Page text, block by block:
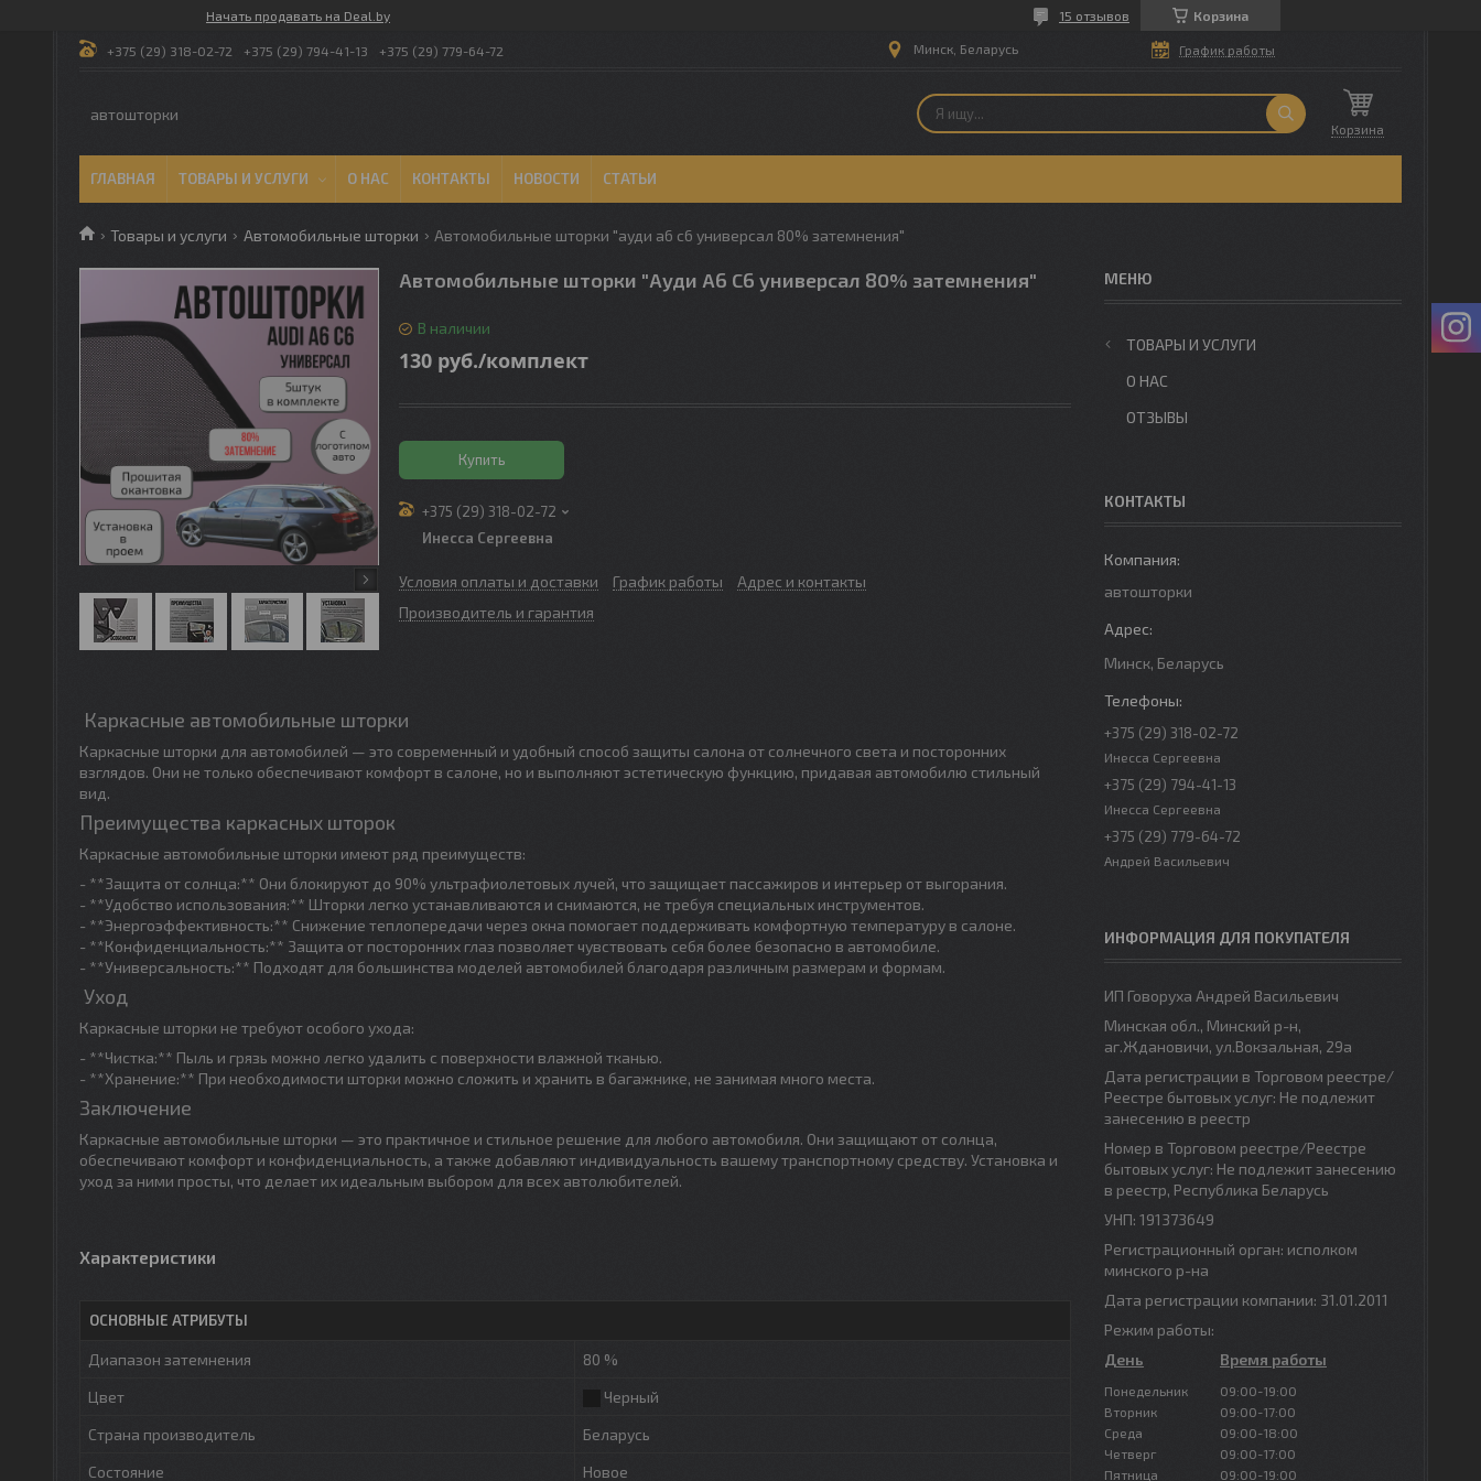
Начать продавать на Deal.by Корзина
15 отзывов
+375 (29) 318-02-72 +375 (29) 794-41-13 +375 (29) 779-64-72 Минск, Беларусь График работы
автошторки
Корзина
ГЛАВНАЯ ТОВАРЫ И УСЛУГИ О НАС КОНТАКТЫ НОВОСТИ СТАТЬИ
Товары и услуги Автомобильные шторки Автомобильные шторки "ауди а6 с6 универсал 80% затемнения"
Автомобильные шторки "Ауди А6 С6 универсал 80% затемнения"
В наличии
130 руб./комплект
Купить
+375 (29) 318-02-72
Инесса Сергеевна
Условия оплаты и доставки График работы
Адрес и контакты
Производитель и гарантия
Каркасные автомобильные шторки
Каркасные шторки для автомобилей — это современный и удобный способ защиты салона от солнечного света и посторонних
взглядов. Они не только обеспечивают комфорт в салоне, но и выполняют эстетическую функцию, придавая автомобилю стильный
вид.
Преимущества каркасных шторок
Каркасные автомобильные шторки имеют ряд преимуществ:
- **Защита от солнца:** Они блокируют до 90% ультрафиолетовых лучей, что защищает пассажиров и интерьер от выгорания.
- **Удобство использования:** Шторки легко устанавливаются и снимаются, не требуя специальных инструментов.
- **Энергоэффективность:** Снижение теплопередачи через окна помогает поддерживать комфортную температуру в салоне.
- **Конфиденциальность:** Защита от посторонних глаз позволяет чувствовать себя более безопасно в автомобиле.
- **Универсальность:** Подходят для большинства моделей автомобилей благодаря различным размерам и формам.
Уход
Каркасные шторки не требуют особого ухода:
- **Чистка:** Пыль и грязь можно легко удалить с поверхности влажной тканью.
- **Хранение:** При необходимости шторки можно сложить и хранить в багажнике, не занимая много места.
Заключение
Каркасные автомобильные шторки — это практичное и стильное решение для любого автомобиля. Они защищают от солнца,
обеспечивают комфорт и конфиденциальность, а также добавляют индивидуальность вашему транспортному средству. Установка и
уход за ними просты, что делает их идеальным выбором для всех автолюбителей.
Характеристики
ОСНОВНЫЕ АТРИБУТЫ
Диапазон затемнения
80 %
Цвет
Черный
Страна производитель
Беларусь
Состояние
Новое
ТОВАРЫ И УСЛУГИ
О НАС
ОТЗЫВЫ
КОНТАКТЫ
автошторки
Минск, Беларусь
+375 (29) 318-02-72
Инесса Сергеевна
+375 (29) 794-41-13
Инесса Сергеевна
+375 (29) 779-64-72
Андрей Васильевич
ИНФОРМАЦИЯ ДЛЯ ПОКУПАТЕЛЯ
ИП Говоруха Андрей Васильевич
Минская обл., Минский р-н,
аг.Ждановичи, ул.Вокзальная, 29а
Дата регистрации в Торговом реестре/
Реестре бытовых услуг: Не подлежит
занесению в реестр
Номер в Торговом реестре/Реестре
бытовых услуг: Не подлежит занесению
в реестр, Республика Беларусь
УНП: 191373649
Регистрационный орган: исполком
минского р-на
Дата регистрации компании: 31.01.2011
Режим работы:
День
Время работы
Понедельник
09:00-19:00
Вторник
09:00-17:00
Среда
09:00-18:00
Четверг
09:00-17:00
Пятница
09:00-19:00